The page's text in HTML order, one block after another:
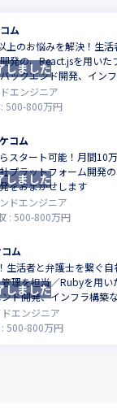
ム
上のお悩みを解決！生
発の、React.jsを用い
ックエンド開発、イン
エンジニア
:500-800万円
しました
コム
スタート可能！月間10
プラットフォーム開発
をおまかせします
ドエンジニア
:500-800万円
しました
ム
生活者と弁護士を繋ぐ
理を担当／Rubyを用
ド開発、インフラ構築
エンジニア
:500-800万円
しました